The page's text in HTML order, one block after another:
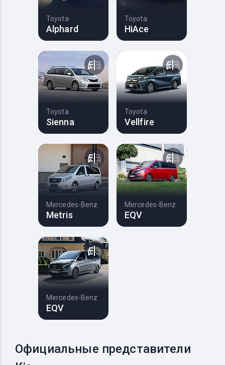
Toyota
Alphard
Toyota
HiAce
Toyota
Sienna
Toyota
Vellfire
Mercedes-Benz
Metris
Mercedes-Benz
EQV
Mercedes-Benz
EQV
Официальные представители